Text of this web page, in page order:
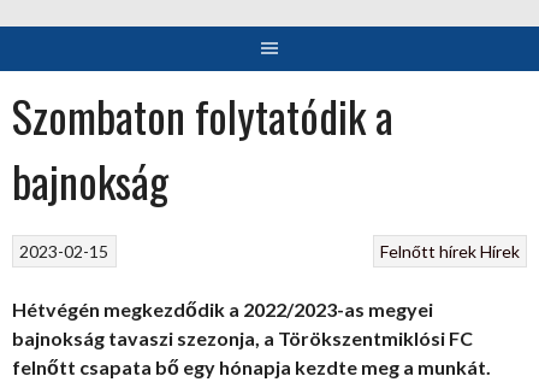
Szombaton folytatódik a
bajnokság
Felnőtt hírekHírek
2023-02-15
Hétvégén megkezdődik a 2022/2023-as megyei
bajnokság tavaszi szezonja, a Törökszentmiklósi FC
felnőtt csapata bő egy hónapja kezdte meg a munkát.